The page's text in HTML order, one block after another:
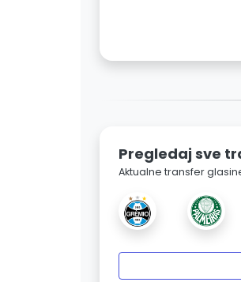
Pregledaj sve
Aktualne transfer